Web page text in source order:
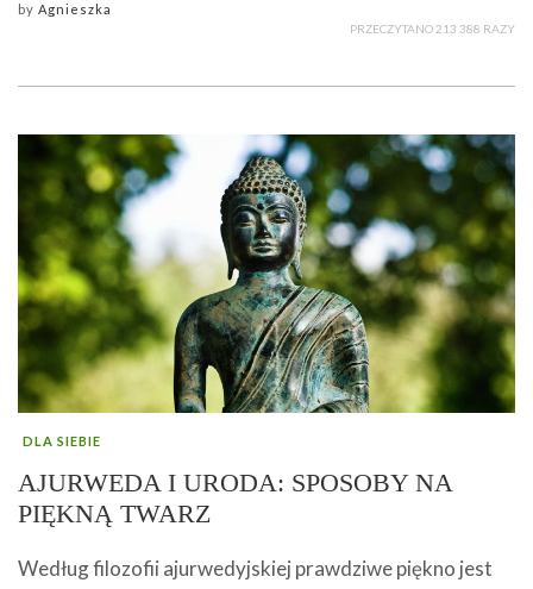
by Agnieszka
PRZECZYTANO 213 388 RAZY
DLA SIEBIE
AJURWEDA I URODA: SPOSOBY NA
PIĘKNĄ TWARZ
Według filozofii ajurwedyjskiej prawdziwe piękno jest